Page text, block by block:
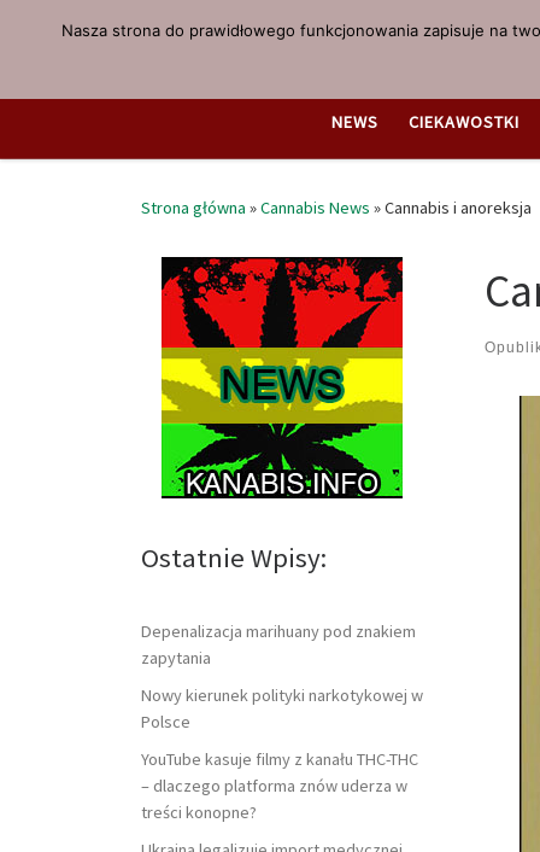
Przejdź do treści
NEWS CIEKAWOSTKI
Strona główna »Cannabis News »Cannabis i anoreksja
Ostatnie Wpisy:
Depenalizacja marihuany pod znakiem
zapytania
Nowy kierunek polityki narkotykowej w
Polsce
YouTube kasuje filmy z kanału THC-THC
– dlaczego platforma znów uderza w
treści konopne?
Nasza strona do prawidłowego funkcjonowania zapisuje na